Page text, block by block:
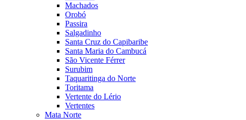
Machados
Orobó
Passira
Salgadinho
Santa Cruz do Capibaribe
Santa Maria do Cambucá
São Vicente Férrer
Surubim
Taquaritinga do Norte
Toritama
Vertente do Lério
Vertentes
Mata Norte